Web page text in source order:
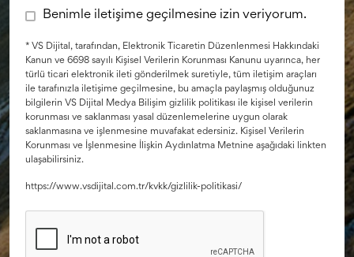
Benimle iletişime geçilmesine izin veriyorum.
* VS Dijital, tarafından, Elektronik Ticaretin Düzenlenmesi Hakkındaki
Kanun ve 6698 sayılı Kişisel Verilerin Korunması Kanunu uyarınca, her
türlü ticari elektronik ileti gönderilmek suretiyle, tüm iletişim araçları
ile tarafınızla iletişime geçilmesine, bu amaçla paylaşmış olduğunuz
bilgilerin VS Dijital Medya Bilişim gizlilik politikası ile kişisel verilerin
korunması ve saklanması yasal düzenlemelerine uygun olarak
saklanmasına ve işlenmesine muvafakat edersiniz. Kişisel Verilerin
Korunması ve İşlenmesine İlişkin Aydınlatma Metnine aşağıdaki linkten
ulaşabilirsiniz.
https://www.vsdijital.com.tr/kvkk/gizlilik-politikasi/